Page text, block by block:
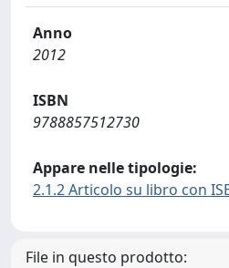
Anno
2012
ISBN
9788857512730
Appare nelle tipologie:
2.1.2 Articolo su libro con
File in questo prodotto: